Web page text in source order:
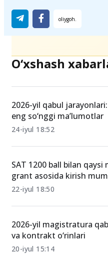
O‘xshash
2026-yil qabul
eng so‘nggi ma’lumotlar
24-iyul 18:52
SAT 1200 ball bilan
grant asosida kirish
22-iyul 18:50
2026-yil magistratura
va kontrakt o‘rinlari
20-iyul 15:14